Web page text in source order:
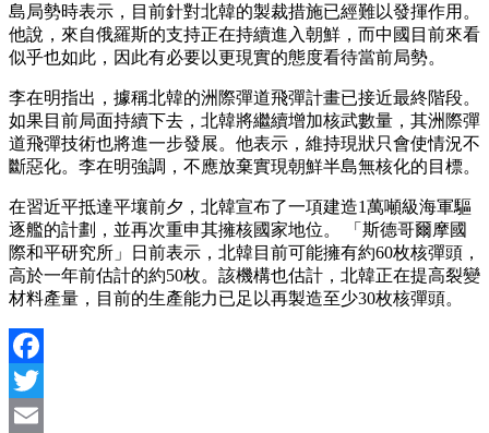
島局勢時表示，目前針對北韓的製裁措施已經難以發揮作用。
他說，來自俄羅斯的支持正在持續進入朝鮮，而中國目前來看
似乎也如此，因此有必要以更現實的態度看待當前局勢。
李在明指出，據稱北韓的洲際彈道飛彈計畫已接近最終階段。
如果目前局面持續下去，北韓將繼續增加核武數量，其洲際彈
道飛彈技術也將進一步發展。他表示，維持現狀只會使情況不
斷惡化。李在明強調，不應放棄實現朝鮮半島無核化的目標。
在習近平抵達平壤前夕，北韓宣布了一項建造1萬噸級海軍驅
逐艦的計劃，並再次重申其擁核國家地位。 「斯德哥爾摩國
際和平研究所」日前表示，北韓目前可能擁有約60枚核彈頭，
高於一年前估計的約50枚。該機構也估計，北韓正在提高裂變
材料產量，目前的生產能力已足以再製造至少30枚核彈頭。
Facebook
Twitter